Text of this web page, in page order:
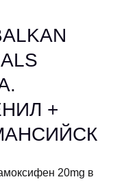
+
20mg в